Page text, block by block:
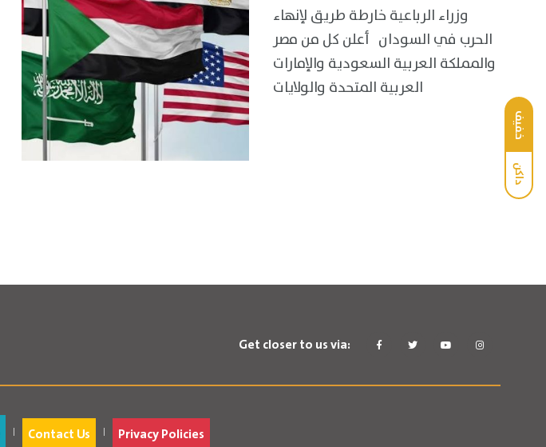
خفيف
داكن
وزراء الرباعية خارطة طريق لإنهاء
الحرب في السودان أعلن كل من مصر
والمملكة العربية السعودية والإمارات
العربية المتحدة والولايات
Get closer to us via:
Contact Us Privacy Policies